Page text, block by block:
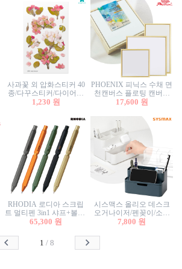
사과꽃 외 압화스티커 40
종/다꾸스티커/다이어리
꾸미기/꽃스티커/자연물
1,230 원
PHOENIX 피닉스 수채 면
천캔버스 플로팅 캔버스
프레임세트 30x30cm/액자
17,600 원
RHODIA 로디아 스크립
트 멀티펜 3in1 샤프+볼펜/
무광택 알루미늄 육각배
65,300 원
시스맥스 올리오 데스크
오거나이저/펜꽂이/소품
꽂이/소품함/정리함/수납
7,800 원
1 / 8